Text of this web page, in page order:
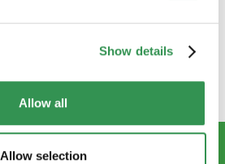
Show details
Allow all
Allow selection